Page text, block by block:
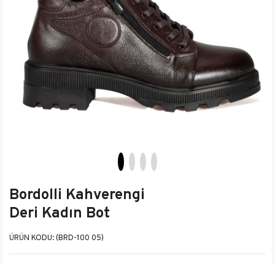
Bordolli Kahverengi
Deri Kadın Bot
(BRD-100 05)